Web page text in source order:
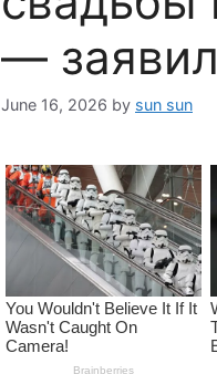
—
June 16, 2026 by sun sun